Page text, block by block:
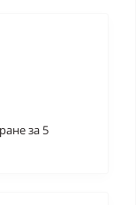
за 5